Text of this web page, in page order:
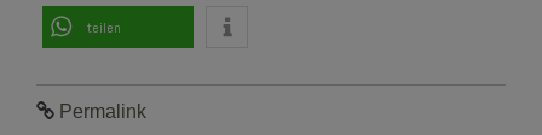
teilen
Permalink